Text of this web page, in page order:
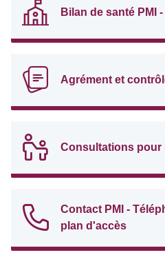
Bilan de santé PMI
Agrément et
Consultations pour
Contact PMI -
plan d'accès